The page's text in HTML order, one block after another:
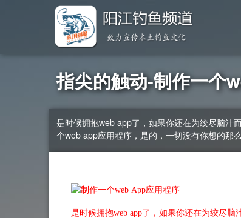
指尖的触动-制作一个
是时候拥抱web app了，如果你还在为绞尽脑汁
个web app应用程序，是的，一切没有你想的那
是时候拥抱web app了，如果你还在为绞尽